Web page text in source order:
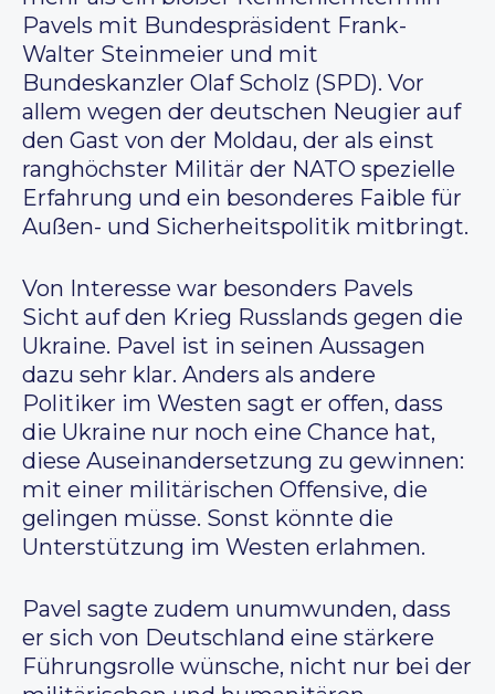
Pavels mit Bundespräsident Frank-
Walter Steinmeier und mit
Bundeskanzler Olaf Scholz (SPD). Vor
allem wegen der deutschen Neugier auf
den Gast von der Moldau, der als einst
ranghöchster Militär der NATO spezielle
Erfahrung und ein besonderes Faible für
Außen- und Sicherheitspolitik mitbringt.
Von Interesse war besonders Pavels
Sicht auf den Krieg Russlands gegen die
Ukraine. Pavel ist in seinen Aussagen
dazu sehr klar. Anders als andere
Politiker im Westen sagt er offen, dass
die Ukraine nur noch eine Chance hat,
diese Auseinandersetzung zu gewinnen:
mit einer militärischen Offensive, die
gelingen müsse. Sonst könnte die
Unterstützung im Westen erlahmen.
Pavel sagte zudem unumwunden, dass
er sich von Deutschland eine stärkere
Führungsrolle wünsche, nicht nur bei der